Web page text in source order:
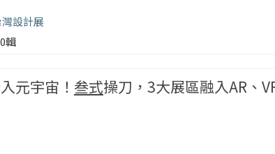
設計展
輯
元宇宙！ 叁式操刀，3大展區融入AR、